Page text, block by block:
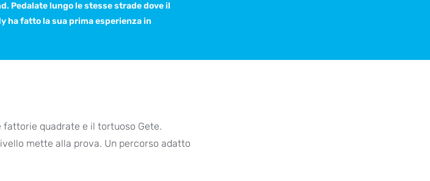
Pedalate lungo le stesse strade dove il
ha fatto la sua prima esperienza in
quadrate e il tortuoso Gete.
mette alla prova. Un percorso adatto